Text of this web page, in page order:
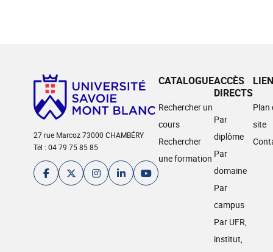
27 rue Marcoz 73000 CHAMBÉRY
Tél : 04 79 75 85 85
CATALOGUE
Rechercher un
cours
Rechercher
une formation
ACCÈS
DIRECTS
Par
diplôme
Par
domaine
Par
campus
Par UFR,
institut,
Plan
site